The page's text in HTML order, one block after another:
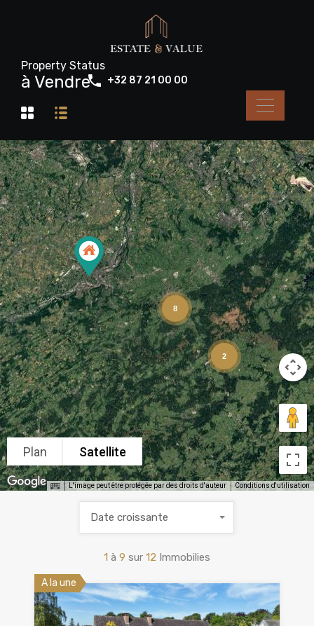
+32 87 21 00 00
Property Status
à Vendre
8
2
Plan Satellite
L'image peut être protégée par des droits d'auteur Conditions d'utilisation
1 à 9 sur 12 Immobilies
Date croissante
A la une